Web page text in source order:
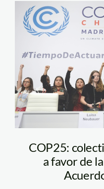
COP25
COP25:
a favor de